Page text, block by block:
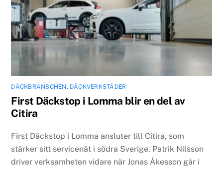
DÄCKBRANSCHEN, DÄCKVERKSTÄDER
First Däckstop i Lomma blir en del av
Citira
First Däckstop i Lomma ansluter till Citira, som
stärker sitt servicenät i södra Sverige. Patrik Nilsson
driver verksamheten vidare när Jonas Åkesson går i